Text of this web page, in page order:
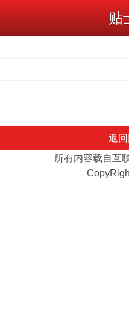
贴
返
所有内容载自互